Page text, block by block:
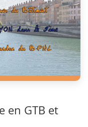
en GTB et